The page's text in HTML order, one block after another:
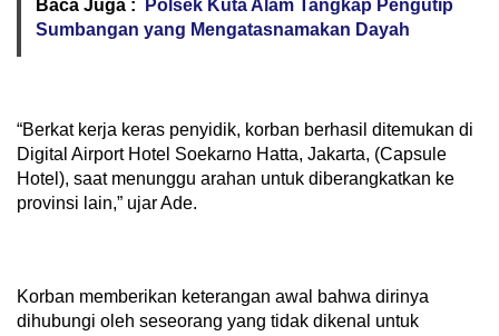
Baca Juga :
Polsek Kuta Alam Tangkap Pengutip
Sumbangan yang Mengatasnamakan Dayah
“Berkat kerja keras penyidik, korban berhasil ditemukan di
Digital Airport Hotel Soekarno Hatta, Jakarta, (Capsule
Hotel), saat menunggu arahan untuk diberangkatkan ke
provinsi lain,” ujar Ade.
Korban memberikan keterangan awal bahwa dirinya
dihubungi oleh seseorang yang tidak dikenal untuk